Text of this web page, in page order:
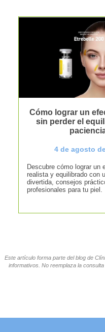
Cómo lograr un
sin perder el
4 de agosto
Descubre cómo lograr un
realista y equilibrado con
divertida, consejos
profesionales para tu piel.
Este artículo forma parte del blog de
informativos. No reemplaza la